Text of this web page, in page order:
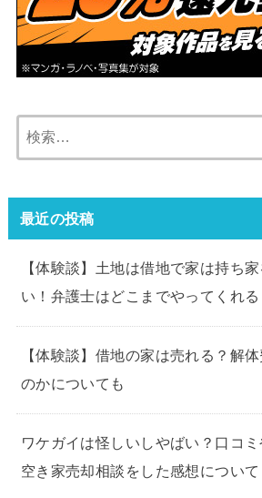
索:
最近の投稿
【体験談】土地は借地で家は持ち
い！弁護士はどこまでやってくれる
【体験談】借地の家は売れる？解
のかについても
ワケガイは怪しいしやばい？口コ
空き家売却相談をした感想について